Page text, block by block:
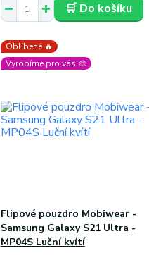
🛒 Do košíku
Oblíbené 🔥
Vyrobíme pro vás 🎨
Flipové pouzdro Mobiwear -
Samsung Galaxy S21 Ultra -
MP04S Luční kvítí